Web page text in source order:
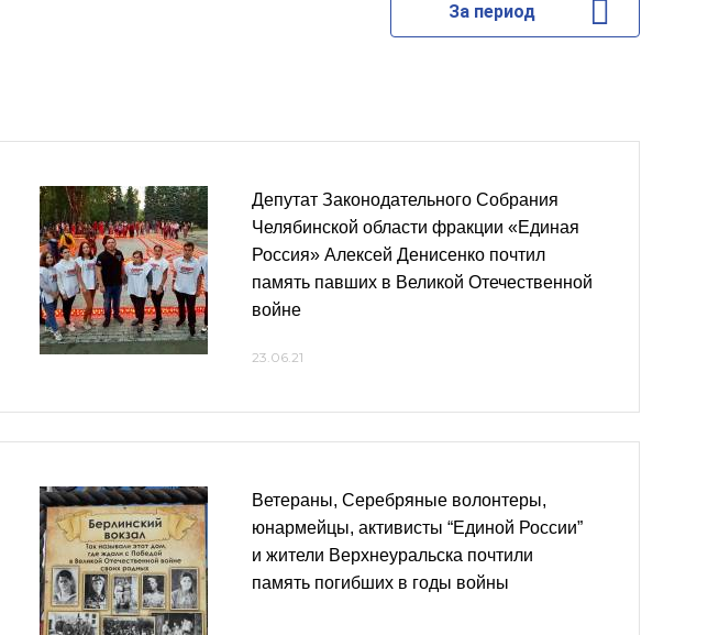
За период
Депутат Законодательного Собрания
Челябинской области фракции «Единая
Россия» Алексей Денисенко почтил
память павших в Великой Отечественной
войне
23.06.21
Ветераны, Серебряные волонтеры,
юнармейцы, активисты “Единой России”
и жители Верхнеуральска почтили
память погибших в годы войны